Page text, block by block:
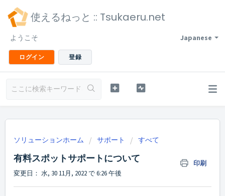
使えるねっと :: Tsukaeru.net
Japanese
ようこそ
ログイン 登録
ソリューションホーム サポート すべて
有料スポットサポートについて 印刷
変更日： 水, 30 11月, 2022 で 6:26 午後